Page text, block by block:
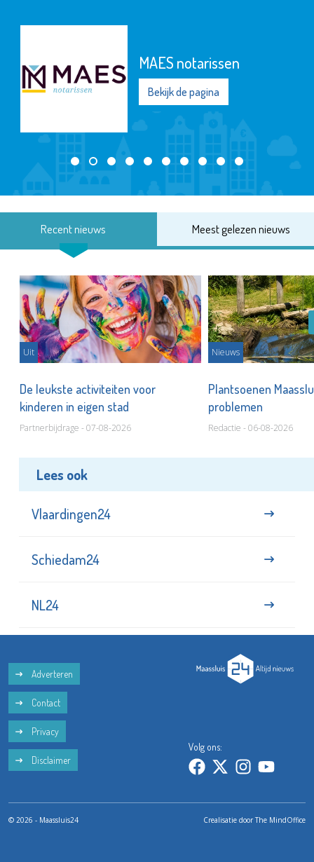
MAES notarissen
Bekijk de pagina
Recent nieuws Meest gelezen nieuws
Uit
De leukste activiteiten voor
kinderen in eigen stad
Partnerbijdrage - 07-08-2026
Nieuws
Plantsoenen
problemen
Redactie - 06-08-2026
Lees ook
Vlaardingen24
Schiedam24
NL24
Adverteren
Contact
Privacy
Disclaimer
Volg ons:
© 2026 - Maassluis24 Crealisatie doorThe MindOffice